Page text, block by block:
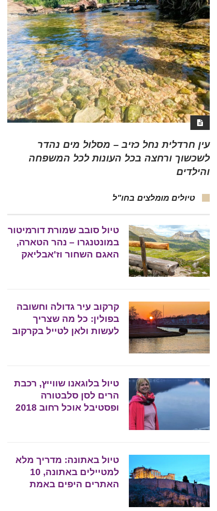
עין חרדלית נחל כזיב – מסלול מים נהדר
לשכשוך ורחצה בכל העונות לכל המשפחה
והילדים
טיולים מומלצים בחו"ל
טיול סובב שמורת דורמיטור
במונטנגרו – נהר הטארה,
האגם השחור וז'אבליאק
קרקוב עיר גדולה וחשובה
בפולין: כל מה שצריך
לעשות ולאן לטייל בקרקוב
טיול בלוגאנו שווייץ, רכבת
הרים לסן סלבטורה
ופסטיבל אוכל רחוב 2018
טיול באתונה: מדריך מלא
למטיילים באתונה, 10
האתרים היפים באמת